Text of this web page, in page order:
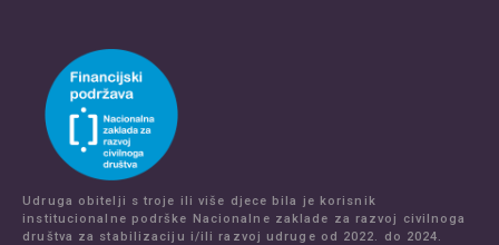
Udruga obitelji s troje ili više djece bila je korisnik
institucionalne podrške Nacionalne zaklade za razvoj civilnoga
društva za stabilizaciju i/ili razvoj udruge od 2022. do 2024.